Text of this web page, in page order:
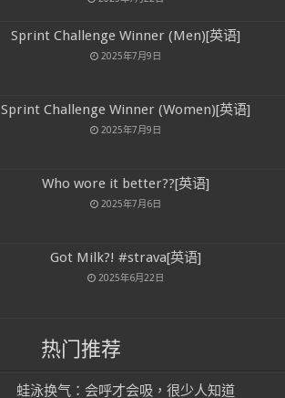
Sprint Challenge Winner (Men)[英语]
2025年7月9日
Sprint Challenge Winner (Women)[英语]
2025年7月9日
Who wore it better??[英语]
2025年7月6日
Got Milk?! #strava[英语]
2025年6月22日
热门推荐
蛙泳换气：会呼才会吸，很少人知道